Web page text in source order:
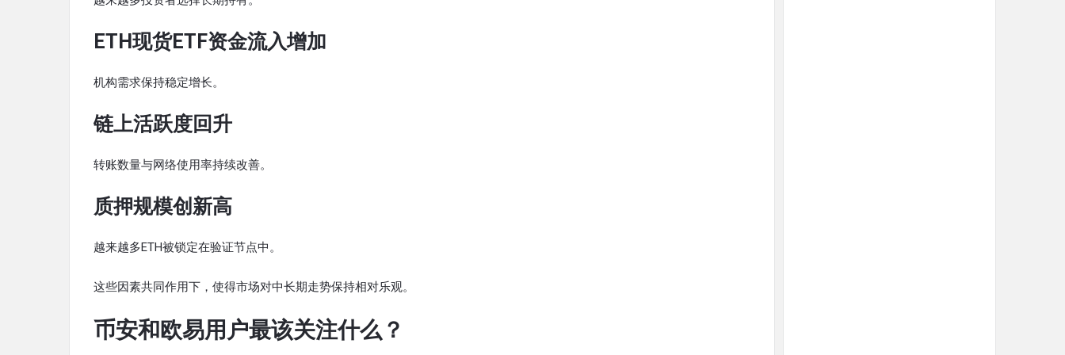
ETH现货ETF资金流入增加
机构需求保持稳定增长。
链上活跃度回升
转账数量与网络使用率持续改善。
质押规模创新高
越来越多ETH被锁定在验证节点中。
这些因素共同作用下，使得市场对中长期走势保持相对乐观。
币安和欧易用户最该关注什么？